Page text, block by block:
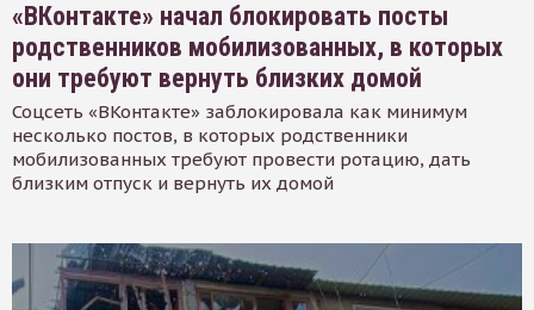
«ВКонтакте» начал блокировать посты
родственников мобилизованных, в которых
они требуют вернуть близких домой
Соцсеть «ВКонтакте» заблокировала как минимум
несколько постов, в которых родственники
мобилизованных требуют провести ротацию, дать
близким отпуск и вернуть их домой